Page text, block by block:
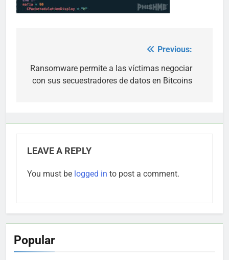
navigation
Previous:
Ransomware permite a las víctimas negociar
con sus secuestradores de datos en Bitcoins
LEAVE A REPLY
You must be logged in to post a comment.
Popular